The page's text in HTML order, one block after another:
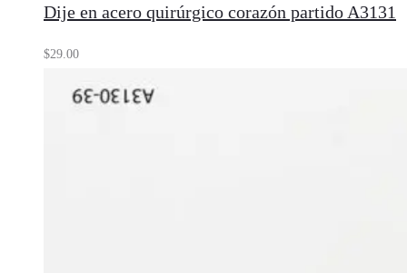
Dije en acero quirúrgico corazón partido A3131
$29.00